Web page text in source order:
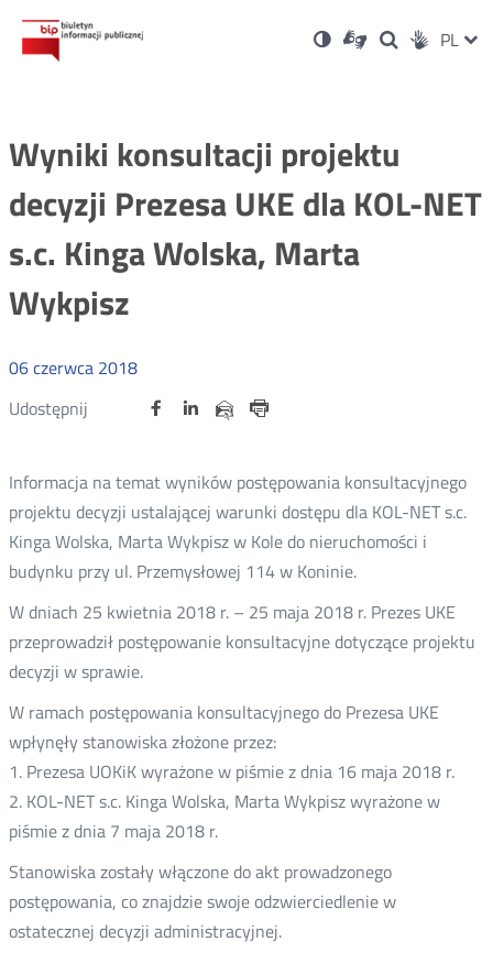
Ustawienia
Wersja
kontrastowa
Dla
niesłyszących
OtwórzOtwórz
w
Otwórz
w
Social PL
Wyniki konsultacji projektu
decyzji Prezesa UKE dla KOL-NET
s.c. Kinga Wolska, Marta
Wykpisz
06czerwca 2018
Udostępnij
Udostępnij
Otwórz Udostępnij
na
OtwórzUdostępnij
na
OtwórzUdostępnij
przez
Informacja na temat wyników postępowania konsultacyjnego
projektu decyzji ustalającej warunki dostępu dla KOL-NET s.c.
Kinga Wolska, Marta Wykpisz w Kole do nieruchomości i
budynku przy ul. Przemysłowej 114 w Koninie.
W dniach 25 kwietnia 2018 r. – 25 maja 2018 r. Prezes UKE
przeprowadził postępowanie konsultacyjne dotyczące projektu
decyzji w sprawie.
W ramach postępowania konsultacyjnego do Prezesa UKE
wpłynęły stanowiska złożone przez:
1. Prezesa UOKiK wyrażone w piśmie z dnia 16 maja 2018 r.
2. KOL-NET s.c. Kinga Wolska, Marta Wykpisz wyrażone w
piśmie z dnia 7 maja 2018 r.
Stanowiska zostały włączone do akt prowadzonego
postępowania, co znajdzie swoje odzwierciedlenie w
ostatecznej decyzji administracyjnej.